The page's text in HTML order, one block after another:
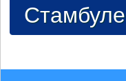
Стамбуле